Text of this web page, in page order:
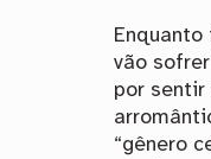
vão
por sentir
“gênero